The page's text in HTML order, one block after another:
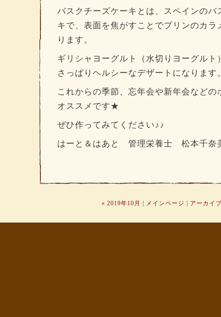
バスクチーズケーキとは、スペインのバ
キで、表面を焦がすことでプリンのカラ
ります。
ギリシャヨーグルト（水切りヨーグルト
さっぱりヘルシーなデザートになります
これからの季節、忘年会や新年会など
オススメです★
ぜひ作ってみてください♪♪
はーと＆はあと 管理栄養士 松本千奈
« 2019年10月 メインページ アーカイ